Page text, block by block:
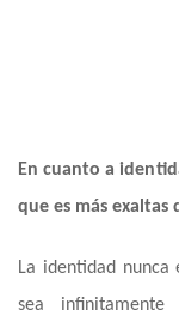
En cuanto a
que es más exaltas
La identidad
sea